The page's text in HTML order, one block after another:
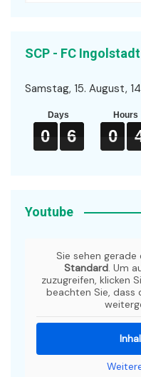
SCP - FC Ingolstadt
Samstag, 15. August,
Days
0
0
0
0 6
6
6
6
Hours
0
0
0
0
Youtube
Sie sehen
Standard. Um
zuzugreifen, klicken
beachten Sie,